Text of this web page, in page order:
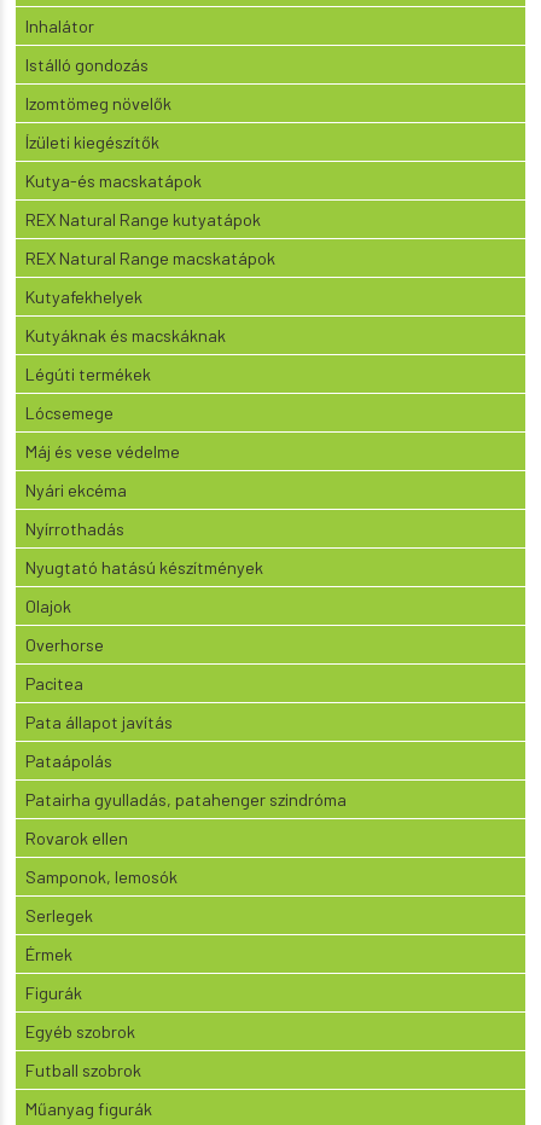
Inhalátor
Istálló gondozás
Izomtömeg növelők
Ízületi kiegészítők
Kutya-és macskatápok
REX Natural Range kutyatápok
REX Natural Range macskatápok
Kutyafekhelyek
Kutyáknak és macskáknak
Légúti termékek
Lócsemege
Máj és vese védelme
Nyári ekcéma
Nyírrothadás
Nyugtató hatású készítmények
Olajok
Overhorse
Pacitea
Pata állapot javítás
Pataápolás
Patairha gyulladás, patahenger szindróma
Rovarok ellen
Samponok, lemosók
Serlegek
Érmek
Figurák
Egyéb szobrok
Futball szobrok
Műanyag figurák